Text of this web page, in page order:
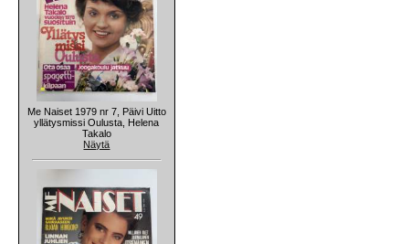
Me Naiset 1979 nr 7, Päivi Uitto
yllätysmissi Oulusta, Helena
Takalo
Näytä